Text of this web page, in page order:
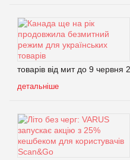
товарів від мит до 9
детальніше